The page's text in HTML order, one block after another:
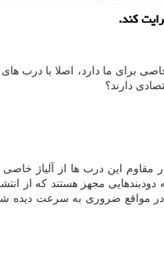
كند.
برای ما دارد، اصلا با درب
دارند؟
مقاوم این درب ها از آلیاژ
مجهز هستند که از
مواقع ضروری به سرعت دیده